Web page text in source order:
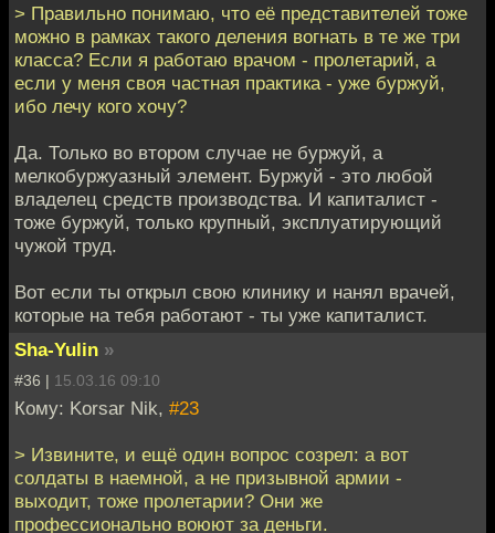
> Правильно понимаю, что её представителей тоже
можно в рамках такого деления вогнать в те же три
класса? Если я работаю врачом - пролетарий, а
если у меня своя частная практика - уже буржуй,
ибо лечу кого хочу?
Да. Только во втором случае не буржуй, а
мелкобуржуазный элемент. Буржуй - это любой
владелец средств производства. И капиталист -
тоже буржуй, только крупный, эксплуатирующий
чужой труд.
Вот если ты открыл свою клинику и нанял врачей,
которые на тебя работают - ты уже капиталист.
Sha-Yulin »
#36 | 15.03.16 09:10
Кому: Korsar Nik, #23
> Извините, и ещё один вопрос созрел: а вот
солдаты в наемной, а не призывной армии -
выходит, тоже пролетарии? Они же
профессионально воюют за деньги.